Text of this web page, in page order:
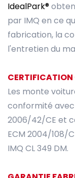
IdealPark®
par IMQ en ce
fabrication, la
l'entretien du
CERTIFICATION
Les monte
conformité avec
2006/42/CE et
ECM 2004/108/
IMQ CL 349 DM.